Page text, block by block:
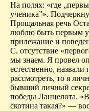
На полях: «где
ученика”».
Прощальная речь
люблю быть первым
прилежание и
С. отсутствие
мы знаем. Я провел
естественно,
рассмотреть, то я
бывший личный
победы Ланцелота.
скотина такая?» —